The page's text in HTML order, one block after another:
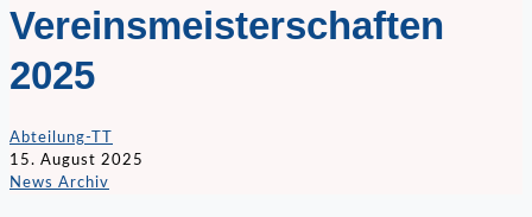
Vereinsmeisterschaften
2025
Abteilung-TT
15. August 2025
News Archiv